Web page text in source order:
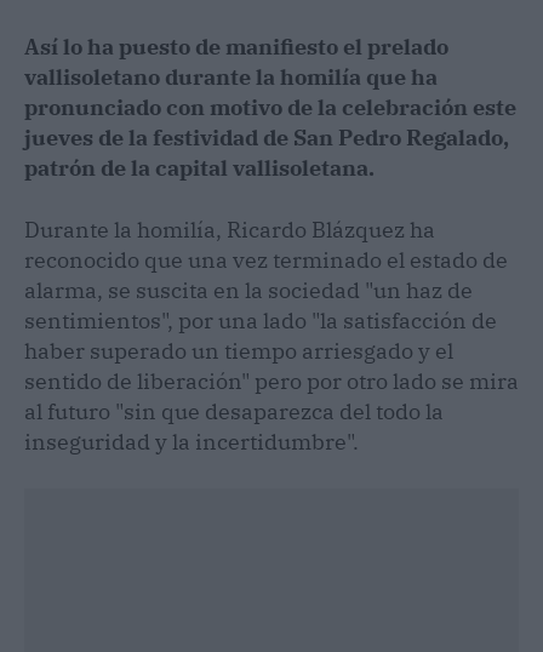
Así lo ha puesto de manifiesto el prelado
vallisoletano durante la homilía que ha
pronunciado con motivo de la celebración este
jueves de la festividad de San Pedro Regalado,
patrón de la capital vallisoletana.
Durante la homilía, Ricardo Blázquez ha
reconocido que una vez terminado el estado de
alarma, se suscita en la sociedad "un haz de
sentimientos", por una lado "la satisfacción de
haber superado un tiempo arriesgado y el
sentido de liberación" pero por otro lado se mira
al futuro "sin que desaparezca del todo la
inseguridad y la incertidumbre".